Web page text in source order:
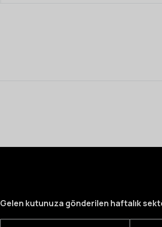
Gelen kutunuza gönderilen haftalık